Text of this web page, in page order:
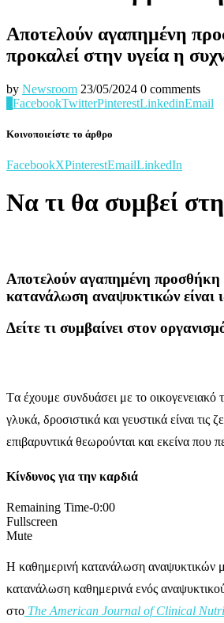
Αποτελούν αγαπημένη
προκαλεί στην υγεία η
by Newsroom 23/05/2024 0 comments
FacebookTwitterPinterestLinkedinEmail
Κοινοποιείστε το άρθρο
FacebookXPinterestEmailLinkedIn
Να τι θα συμβεί
Αποτελούν αγαπημένη προσθήκη
κατανάλωση αναψυκτικών είναι
Δείτε τι συμβαίνει στον
Tα έχουμε συνδυάσει με το
γλυκά, δροσιστικά και γευστικά είναι
επιβαρυντικά θεωρούνται και εκείνα που
Κίνδυνος για την καρδιά
Remaining Time-0:00
Fullscreen
Mute
Η καθημερινή κατανάλωση αναψυκτικών
κατανάλωση καθημερινά ενός
στο ​The American Journal of Clinical